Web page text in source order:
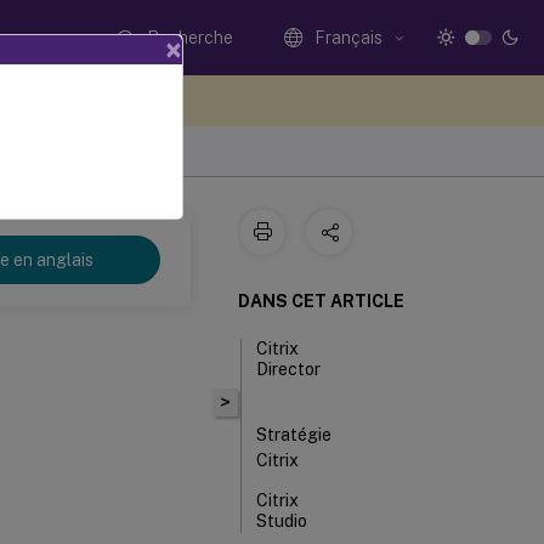
Recherche Français
en anglais
>
DANS CET ARTICLE
Citrix
Director
Stratégie
Citrix
Citrix
Studio
×